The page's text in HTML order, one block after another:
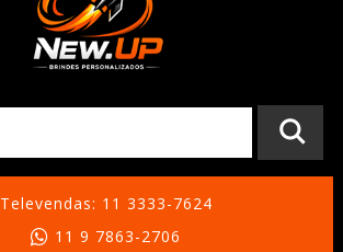
Televendas: 11 3333-7624
11 9 7863-2706